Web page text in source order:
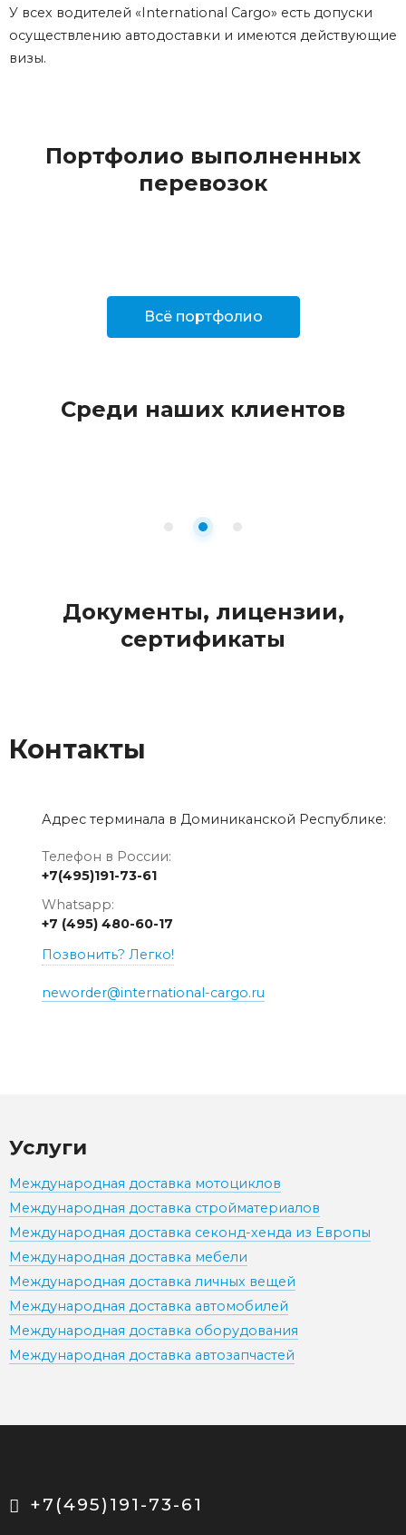
У всех водителей «International Cargo» есть допуски
осуществлению автодоставки и имеются действующие
визы.
Портфолио выполненных
перевозок
Всё портфолио
Среди наших клиентов
Документы, лицензии,
сертификаты
Контакты
Адрес терминала в Доминиканской Республике:
Телефон в России:
+7(495)191-73-61
Whatsapp:
+7 (495) 480-60-17
Позвонить? Легко!
neworder@international-cargo.ru
Услуги
Международная доставка мотоциклов
Международная доставка стройматериалов
Международная доставка секонд-хенда из Европы
Международная доставка мебели
Международная доставка личных вещей
Международная доставка автомобилей
Международная доставка оборудования
Международная доставка автозапчастей
+7(495)191-73-61